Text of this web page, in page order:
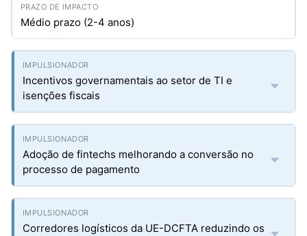
Médio prazo (2-4 anos)
Incentivos governamentais ao setor de TI e
isenções fiscais
Adoção de fintechs melhorando a conversão no
processo de pagamento
Corredores logísticos da UE-DCFTA reduzindo os